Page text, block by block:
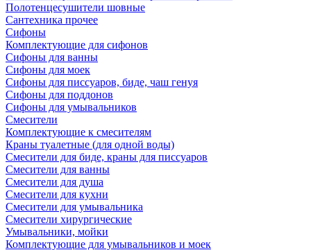
Полотенцесушители шовные
Сантехника прочее
Сифоны
Комплектующие для сифонов
Сифоны для ванны
Сифоны для моек
Сифоны для писсуаров, биде, чаш генуя
Сифоны для поддонов
Сифоны для умывальников
Смесители
Комплектующие к смесителям
Краны туалетные (для одной воды)
Смесители для биде, краны для писсуаров
Смесители для ванны
Смесители для душа
Смесители для кухни
Смесители для умывальника
Смесители хирургические
Умывальники, мойки
Комплектующие для умывальников и моек